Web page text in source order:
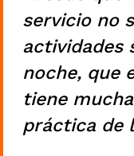
servicio no
actividades
noche, que
tiene
práctica de